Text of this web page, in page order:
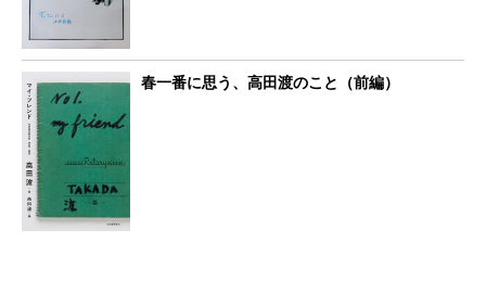
春一番に思う、高田渡のこと（前編）